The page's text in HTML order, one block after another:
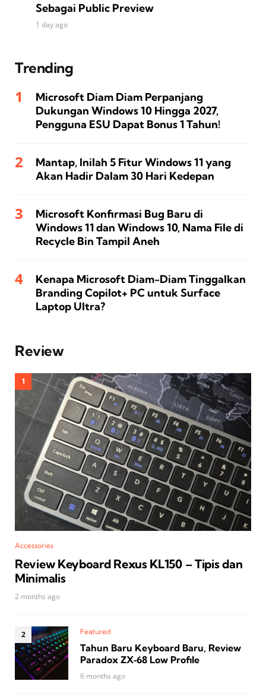
Sebagai Public Preview
1 day ago
Trending
Microsoft Diam Diam Perpanjang
Dukungan Windows 10 Hingga 2027,
Pengguna ESU Dapat Bonus 1 Tahun!
Mantap, Inilah 5 Fitur Windows 11 yang
Akan Hadir Dalam 30 Hari Kedepan
Microsoft Konfirmasi Bug Baru di
Windows 11 dan Windows 10, Nama File di
Recycle Bin Tampil Aneh
Kenapa Microsoft Diam-Diam Tinggalkan
Branding Copilot+ PC untuk Surface
Laptop Ultra?
Review
Accessories
Review Keyboard Rexus KL150 – Tipis dan
Minimalis
2 months ago
Featured
Tahun Baru Keyboard Baru, Review
Paradox ZX‑68 Low Profile
6 months ago